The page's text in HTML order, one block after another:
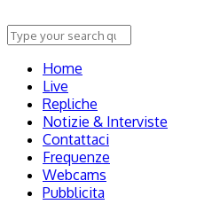
Home
Live
Repliche
Notizie & Interviste
Contattaci
Frequenze
Webcams
Pubblicita